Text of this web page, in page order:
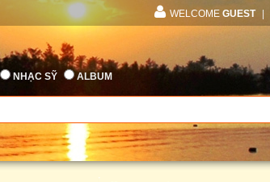
WELCOME GUEST
NHẠC SỸ ALBUM